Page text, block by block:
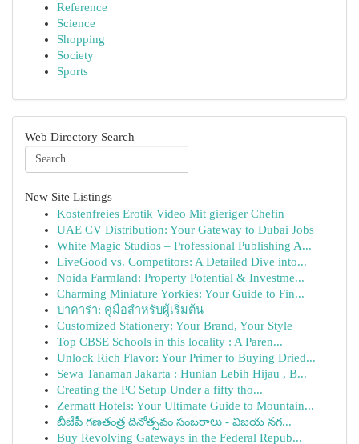
Reference
Science
Shopping
Society
Sports
Web Directory Search
New Site Listings
Kostenfreies Erotik Video Mit gieriger Chefin
UAE CV Distribution: Your Gateway to Dubai Jobs
White Magic Studios – Professional Publishing A...
LiveGood vs. Competitors: A Detailed Dive into...
Noida Farmland: Property Potential & Investme...
Charming Miniature Yorkies: Your Guide to Fin...
บาคาร่า: คู่มือสำหรับผู้เริ่มต้น
Customized Stationery: Your Brand, Your Style
Top CBSE Schools in this locality : A Paren...
Unlock Rich Flavor: Your Primer to Buying Dried...
Sewa Tanaman Jakarta : Hunian Lebih Hijau , B...
Creating the PC Setup Under a fifty tho...
Zermatt Hotels: Your Ultimate Guide to Mountain...
బీజేపీ గణతంత్ర దినోత్సవం సంబరాలు - విజయ నగ...
Buy Revolving Gateways in the Federal Repub...